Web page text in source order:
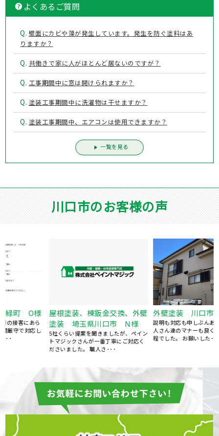
よくあるご質問
Q. 壁面にカビや藻が発生しています。発生を防ぐ塗料はあ
りますか？
Q. 共働きで家に人がほとんど居ないのですが？
Q. 工事期間中に窓は開けられますか？
Q. 塗装工事期間中に洗濯物は干せますか？
Q. 塗装工事期間中、エアコンは使用できますか？
一覧を見る
川口市のお客様の声
屋根塗装、棟鈑金交換、外壁
塗装 埼玉県川口市 N様
5社くらい提案を聞きましたが、ペイン
トマジックさんが一番丁寧にご対応く
ださいました。 職人さ･･･
外壁塗装 川口市本蓮 O様
説明も対応も申しぶんありません。 職
人さん達のマナーも良く、めずらしい
程でした。 お願いした･･･